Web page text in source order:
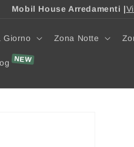
Mobil House Arredamenti |
Giorno Zona Notte